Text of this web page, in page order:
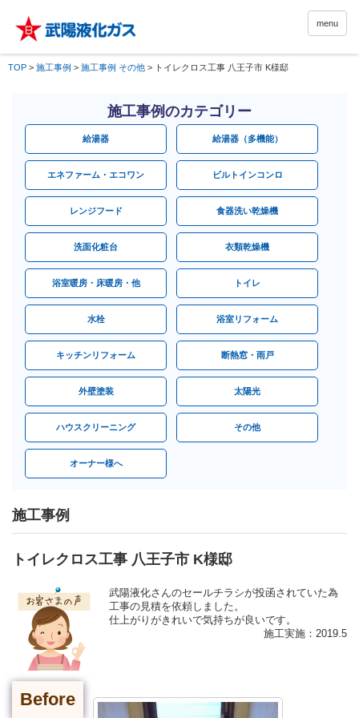
menu
TOP > 施工事例 > 施工事例 その他 > トイレクロス工事 八王子市 K様邸
施工事例のカテゴリー
給湯器 給湯器（多機能）
エネファーム・エコワン ビルトインコンロ
レンジフード 食器洗い乾燥機
洗面化粧台 衣類乾燥機
浴室暖房・床暖房・他 トイレ
水栓 浴室リフォーム
キッチンリフォーム 断熱窓・雨戸
外壁塗装 太陽光
ハウスクリーニング その他
オーナー様へ
施工事例
トイレクロス工事 八王子市 K様邸
武陽液化さんのセールチラシが投函されていた為
工事の見積を依頼しました。
仕上がりがきれいで気持ちが良いです。
施工実施：2019.5
Before